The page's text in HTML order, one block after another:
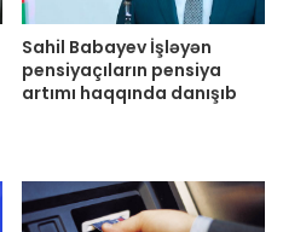
Sahil Babayev İşləyən
pensiyaçıların pensiya
artımı haqqında danışıb